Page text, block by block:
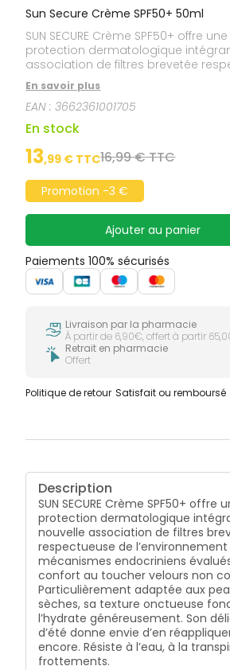
Sun Secure Crème SPF50+ 50ml
SUN SECURE Crème SPF50+ offre
protection dermatologique
association de filtres brevetée
l’environnement marin et des
endocriniens évalués. Une crème
velours non collant.
peaux normales à sèches, sa
sur la peau et l’hydrate
parfum d’été donne envie d’en
encore. Résiste à l’eau, à la
frottements.
En savoir plus
EAN :3662361001705
En stock
13,99 € TTC16,99 € TTC
Promotion -3 €
Ajouter au panier
Paiements 100% sécurisés
Livraison par la pharmacie
À partir de 6,90€, offert à partir
Retrait en pharmacie
Offert
Politique de retour Satisfait ou remboursé
Description
SUN SECURE Crème SPF50+ offre
protection dermatologique
nouvelle association de filtres
respectueuse de
mécanismes endocriniens
confort au toucher velours non
Particulièrement adaptée aux
sèches, sa texture onctueuse
l’hydrate généreusement. Son
d’été donne envie d’en
encore. Résiste à l’eau, à la
frottements.